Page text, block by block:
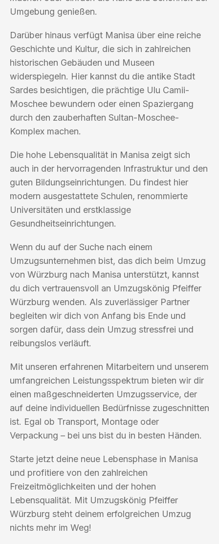
Umgebung genießen.
Darüber hinaus verfügt Manisa über eine reiche
Geschichte und Kultur, die sich in zahlreichen
historischen Gebäuden und Museen
widerspiegeln. Hier kannst du die antike Stadt
Sardes besichtigen, die prächtige Ulu Camii-
Moschee bewundern oder einen Spaziergang
durch den zauberhaften Sultan-Moschee-
Komplex machen.
Die hohe Lebensqualität in Manisa zeigt sich
auch in der hervorragenden Infrastruktur und den
guten Bildungseinrichtungen. Du findest hier
modern ausgestattete Schulen, renommierte
Universitäten und erstklassige
Gesundheitseinrichtungen.
Wenn du auf der Suche nach einem
Umzugsunternehmen bist, das dich beim Umzug
von Würzburg nach Manisa unterstützt, kannst
du dich vertrauensvoll an Umzugskönig Pfeiffer
Würzburg wenden. Als zuverlässiger Partner
begleiten wir dich von Anfang bis Ende und
sorgen dafür, dass dein Umzug stressfrei und
reibungslos verläuft.
Mit unseren erfahrenen Mitarbeitern und unserem
umfangreichen Leistungsspektrum bieten wir dir
einen maßgeschneiderten Umzugsservice, der
auf deine individuellen Bedürfnisse zugeschnitten
ist. Egal ob Transport, Montage oder
Verpackung – bei uns bist du in besten Händen.
Starte jetzt deine neue Lebensphase in Manisa
und profitiere von den zahlreichen
Freizeitmöglichkeiten und der hohen
Lebensqualität. Mit Umzugskönig Pfeiffer
Würzburg steht deinem erfolgreichen Umzug
nichts mehr im Weg!